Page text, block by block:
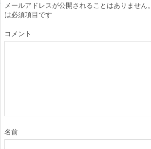
メールアドレスが公開されることはありません。
は必須項目です
コメント
名前